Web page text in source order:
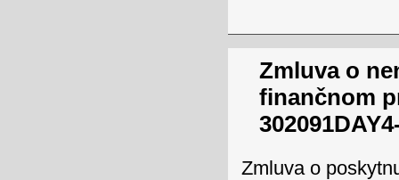
Zmluva o
finančnom
Zmluva o